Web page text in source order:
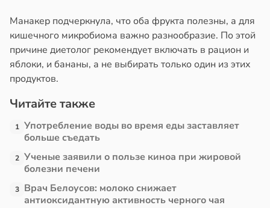
Манакер подчеркнула, что оба фрукта полезны, а для
кишечного микробиома важно разнообразие. По этой
причине диетолог рекомендует включать в рацион и
яблоки, и бананы, а не выбирать только один из этих
продуктов.
Читайте также
1 Употребление воды во время еды заставляет
больше съедать
2 Ученые заявили о пользе киноа при жировой
болезни печени
3 Врач Белоусов: молоко снижает
антиоксидантную активность черного чая